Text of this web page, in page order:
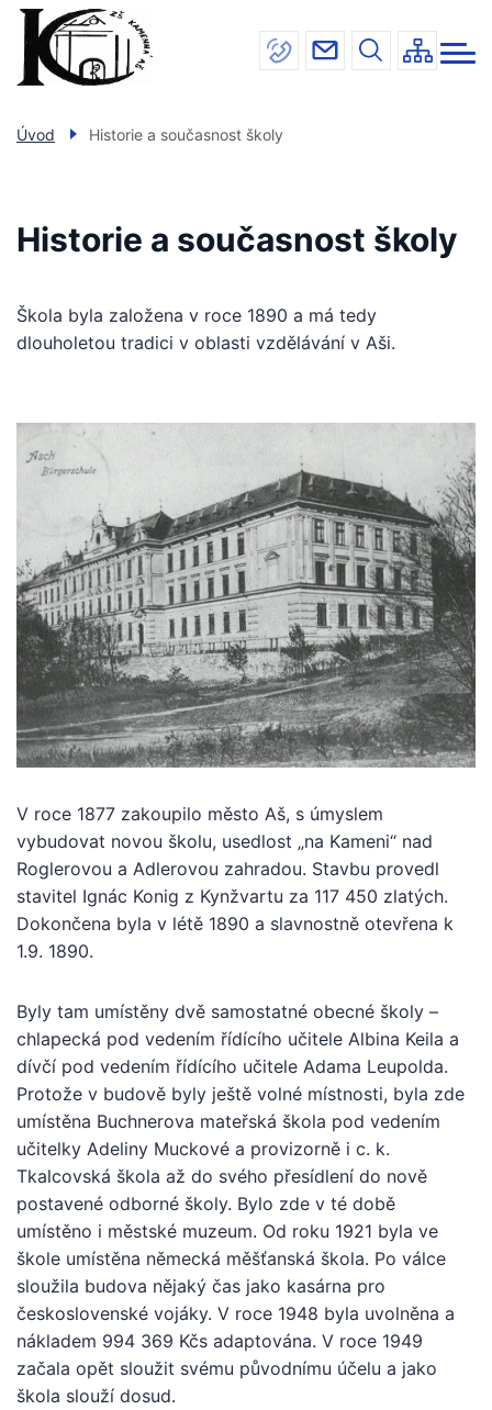
Přejít
hlavnímu
Menu
navigace
INFORMACE
ŠKOLA
KONTAKTY
Úvod Historie a současnost školy
Historie a současnost školy
Škola byla založena v roce 1890 a má tedy
dlouholetou tradici v oblasti vzdělávání v Aši.
V roce 1877 zakoupilo město Aš, s úmyslem
vybudovat novou školu, usedlost „na Kameni“ nad
Roglerovou a Adlerovou zahradou. Stavbu provedl
stavitel Ignác Konig z Kynžvartu za 117 450 zlatých.
Dokončena byla v létě 1890 a slavnostně otevřena k
1.9. 1890.
Byly tam umístěny dvě samostatné obecné školy –
chlapecká pod vedením řídícího učitele Albina Keila a
dívčí pod vedením řídícího učitele Adama Leupolda.
Protože v budově byly ještě volné místnosti, byla zde
umístěna Buchnerova mateřská škola pod vedením
učitelky Adeliny Muckové a provizorně i c. k.
Tkalcovská škola až do svého přesídlení do nově
postavené odborné školy. Bylo zde v té době
umístěno i městské muzeum. Od roku 1921 byla ve
škole umístěna německá měšťanská škola. Po válce
sloužila budova nějaký čas jako kasárna pro
československé vojáky. V roce 1948 byla uvolněna a
nákladem 994 369 Kčs adaptována. V roce 1949
začala opět sloužit svému původnímu účelu a jako
škola slouží dosud.